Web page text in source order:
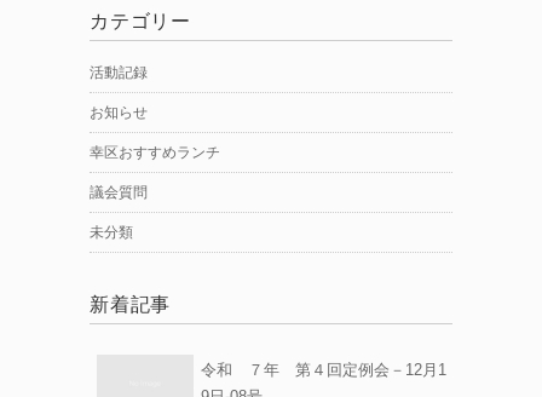
カテゴリー
活動記録
お知らせ
幸区おすすめランチ
議会質問
未分類
新着記事
令和 ７年 第４回定例会－12月1